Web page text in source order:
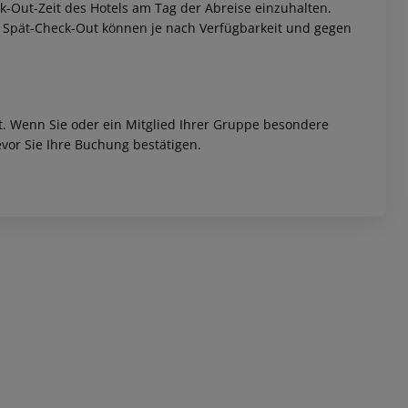
Out-Zeit des Hotels am Tag der Abreise einzuhalten.
Check-Out können je nach Verfügbarkeit und gegen
Sie oder ein Mitglied Ihrer Gruppe besondere
Sie Ihre Buchung bestätigen.